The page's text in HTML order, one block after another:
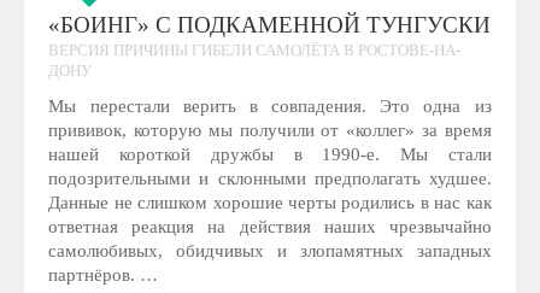
«БОИНГ» С ПОДКАМЕННОЙ ТУНГУСКИ
ВЕРСИЯ ПРИЧИНЫ ГИБЕЛИ САМОЛЁТА В РОСТОВЕ-НА-
ДОНУ
Мы перестали верить в совпадения. Это одна из
прививок, которую мы получили от «коллег» за время
нашей короткой дружбы в 1990-е. Мы стали
подозрительными и склонными предполагать худшее.
Данные не слишком хорошие черты родились в нас как
ответная реакция на действия наших чрезвычайно
самолюбивых, обидчивых и злопамятных западных
партнёров. …